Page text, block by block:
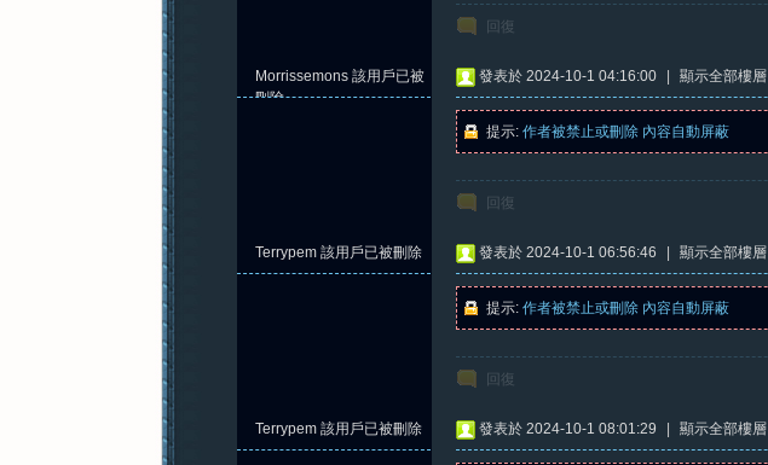
元
回復
Morrissemons 該用戶已被
刪除
發表於 2024-10-1 04:16:00 顯示全部樓層
提示: 作者被禁止或刪除 內容自動屏蔽
回復
Terrypem 該用戶已被刪除 發表於 2024-10-1 06:56:46 顯示全部樓層
提示: 作者被禁止或刪除 內容自動屏蔽
回復
Terrypem 該用戶已被刪除 發表於 2024-10-1 08:01:29 顯示全部樓層